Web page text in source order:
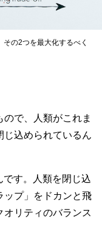
の2つを最大化するべく
で、人類がこれま
じ込められているん
す。人類を閉じ込
ップ」をドカンと飛
オリティのバランス